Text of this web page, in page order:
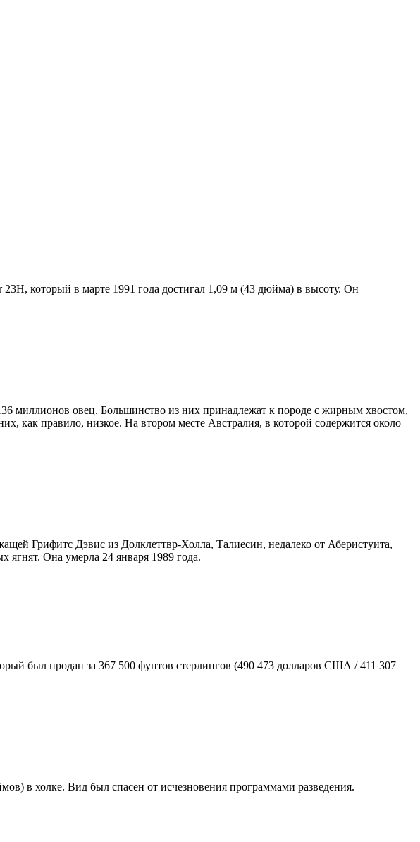
который в марте 1991 года достигал 1,09 м (43 дюйма) в высоту. Он
миллионов овец. Большинство из них принадлежат к породе с жирным хвостом,
как правило, низкое. На втором месте Австралия, в которой содержится около
Грифитс Дэвис из Долклеттвр-Холла, Талиесин, недалеко от Аберистуита,
ягнят. Она умерла 24 января 1989 года.
был продан за 367 500 фунтов стерлингов (490 473 долларов США / 411 307
в холке. Вид был спасен от исчезновения программами разведения.